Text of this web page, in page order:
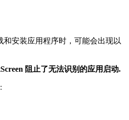
和安装应用程序时，可能会出现以
阻止了无法识别的应用启动.